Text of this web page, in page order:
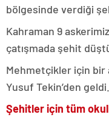
bölgesinde verdiği
Kahraman 9
çatışmada şehit
Mehmetçikler için bir
Yusuf Tekin’den geldi.
Şehitler için tüm